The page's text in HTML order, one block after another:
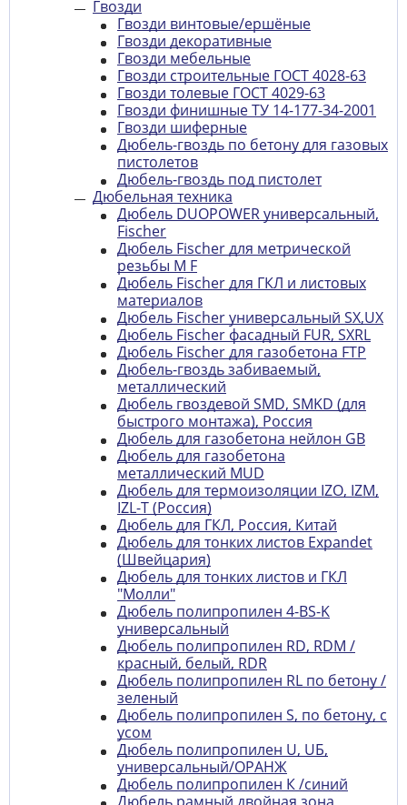
Гвозди
Гвозди винтовые/ершёные
Гвозди декоративные
Гвозди мебельные
Гвозди строительные ГОСТ 4028-63
Гвозди толевые ГОСТ 4029-63
Гвозди финишные ТУ 14-177-34-2001
Гвозди шиферные
Дюбель-гвоздь по бетону для газовых
пистолетов
Дюбель-гвоздь под пистолет
Дюбельная техника
Дюбель DUOPOWER универсальный,
Fischer
Дюбель Fischer для метрической
резьбы M F
Дюбель Fischer для ГКЛ и листовых
материалов
Дюбель Fischer универсальный SX,UX
Дюбель Fischer фасадный FUR, SXRL
Дюбель Fischer для газобетона FTP
Дюбель-гвоздь забиваемый,
металлический
Дюбель гвоздевой SMD, SMKD (для
быстрого монтажа), Россия
Дюбель для газобетона нейлон GB
Дюбель для газобетона
металлический MUD
Дюбель для термоизоляции IZO, IZM,
IZL-T (Россия)
Дюбель для ГКЛ, Россия, Китай
Дюбель для тонких листов Expandet
(Швейцария)
Дюбель для тонких листов и ГКЛ
"Молли"
Дюбель полипропилен 4-BS-K
универсальный
Дюбель полипропилен RD, RDM /
красный, белый, RDR
Дюбель полипропилен RL по бетону /
зеленый
Дюбель полипропилен S, по бетону, с
усом
Дюбель полипропилен U, UБ,
универсальный/ОРАНЖ
Дюбель полипропилен К /синий